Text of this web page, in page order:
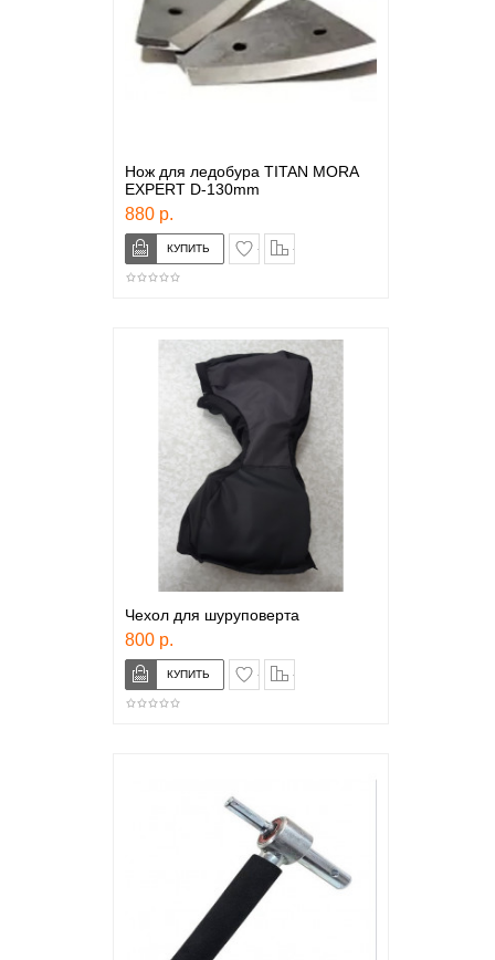
Нож для ледобура TITAN MORA
EXPERT D-130mm
880 р.
в закладки
Чехол для шуруповерта
800 р.
в закладки